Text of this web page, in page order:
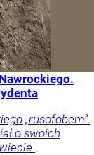
„rusofobem”.
o swoich